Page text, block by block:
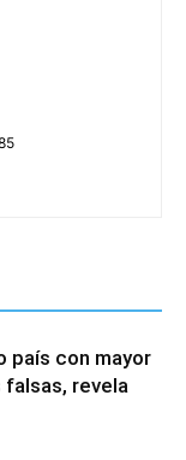
país con mayor
revela